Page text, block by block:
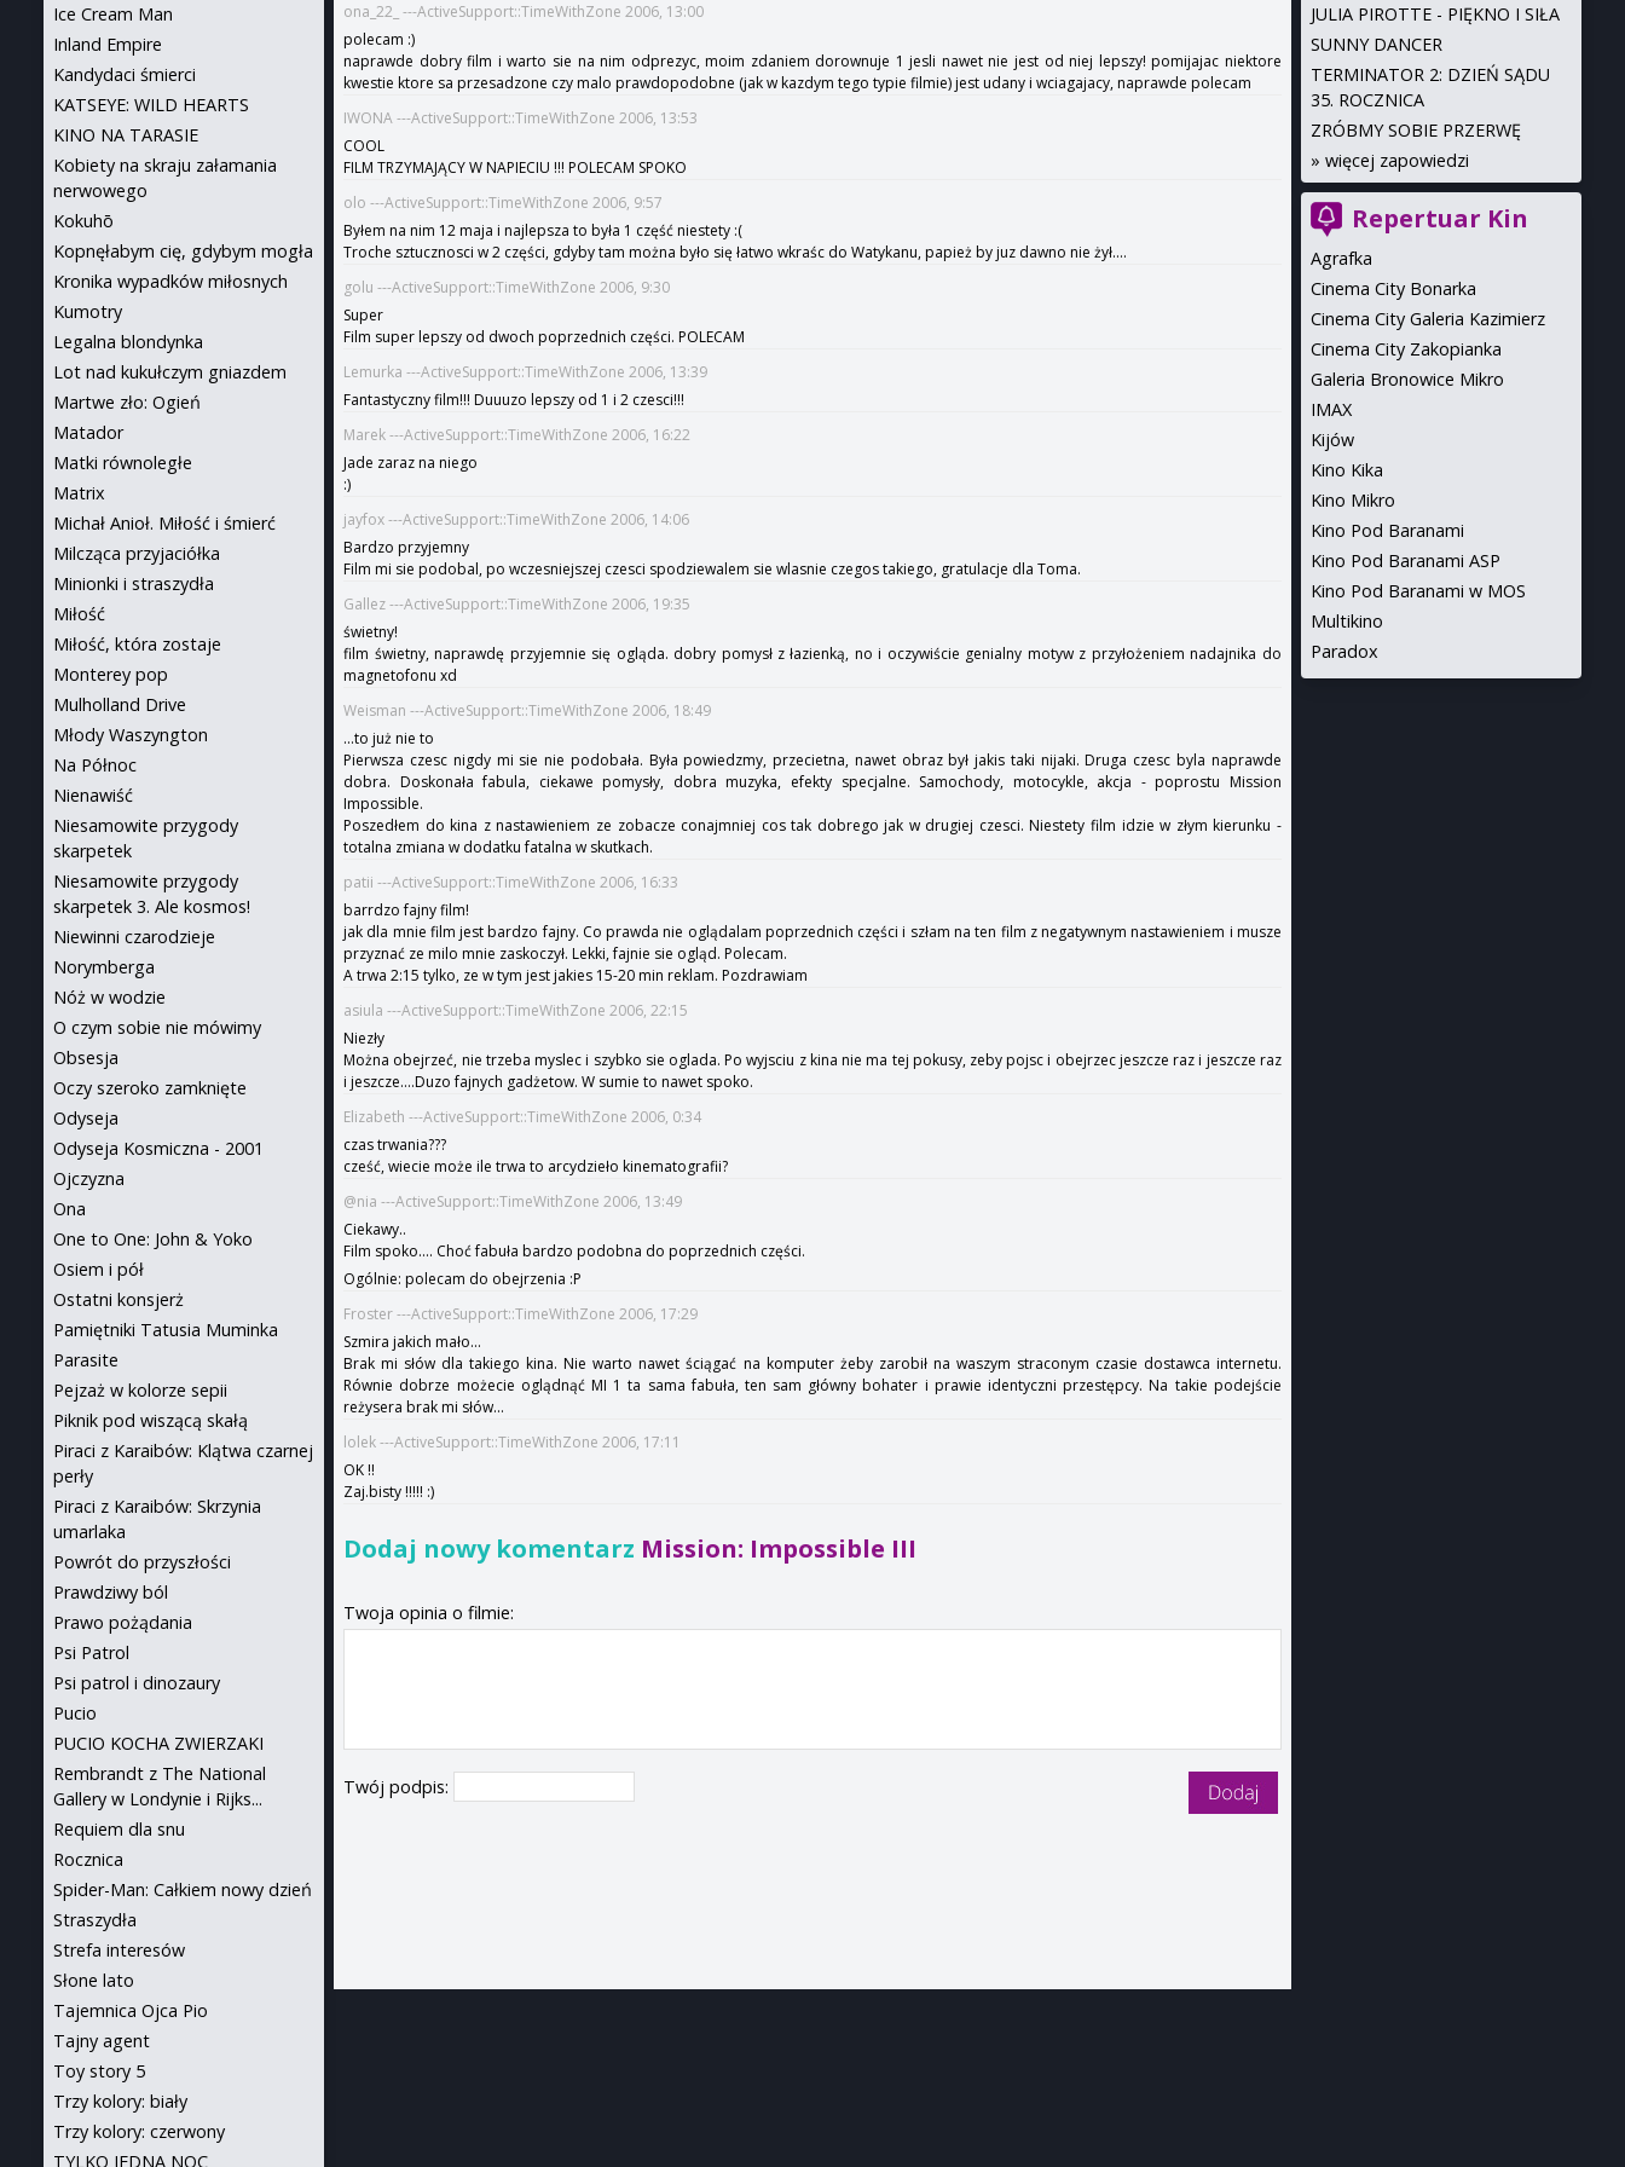
ona_22_ ---ActiveSupport::TimeWithZone 2006, 13:00
polecam :)
naprawde dobry film i warto sie na nim odprezyc, moim zdaniem dorownuje 1 jesli nawet nie jest od niej lepszy! pomijajac niektore
kwestie ktore sa przesadzone czy malo prawdopodobne (jak w kazdym tego typie filmie) jest udany i wciagajacy, naprawde polecam
IWONA ---ActiveSupport::TimeWithZone 2006, 13:53
COOL
FILM TRZYMAJĄCY W NAPIECIU !!! POLECAM SPOKO
olo ---ActiveSupport::TimeWithZone 2006, 9:57
Byłem na nim 12 maja i najlepsza to była 1 część niestety :(
Troche sztucznosci w 2 części, gdyby tam można było się łatwo wkraśc do Watykanu, papież by juz dawno nie żył....
golu ---ActiveSupport::TimeWithZone 2006, 9:30
Super
Film super lepszy od dwoch poprzednich części. POLECAM
Lemurka ---ActiveSupport::TimeWithZone 2006, 13:39
Fantastyczny film!!! Duuuzo lepszy od 1 i 2 czesci!!!
Marek ---ActiveSupport::TimeWithZone 2006, 16:22
Jade zaraz na niego
:)
jayfox ---ActiveSupport::TimeWithZone 2006, 14:06
Bardzo przyjemny
Film mi sie podobal, po wczesniejszej czesci spodziewalem sie wlasnie czegos takiego, gratulacje dla Toma.
Gallez ---ActiveSupport::TimeWithZone 2006, 19:35
świetny!
film świetny, naprawdę przyjemnie się ogląda. dobry pomysł z łazienką, no i oczywiście genialny motyw z przyłożeniem nadajnika do
magnetofonu xd
Weisman ---ActiveSupport::TimeWithZone 2006, 18:49
...to już nie to
Pierwsza czesc nigdy mi sie nie podobała. Była powiedzmy, przecietna, nawet obraz był jakis taki nijaki. Druga czesc byla naprawde
dobra. Doskonała fabula, ciekawe pomysły, dobra muzyka, efekty specjalne. Samochody, motocykle, akcja - poprostu Mission
Impossible.
Poszedłem do kina z nastawieniem ze zobacze conajmniej cos tak dobrego jak w drugiej czesci. Niestety film idzie w złym kierunku -
totalna zmiana w dodatku fatalna w skutkach.
patii ---ActiveSupport::TimeWithZone 2006, 16:33
barrdzo fajny film!
jak dla mnie film jest bardzo fajny. Co prawda nie oglądalam poprzednich części i szłam na ten film z negatywnym nastawieniem i musze
przyznać ze milo mnie zaskoczył. Lekki, fajnie sie ogląd. Polecam.
A trwa 2:15 tylko, ze w tym jest jakies 15-20 min reklam. Pozdrawiam
asiula ---ActiveSupport::TimeWithZone 2006, 22:15
Niezły
Można obejrzeć, nie trzeba myslec i szybko sie oglada. Po wyjsciu z kina nie ma tej pokusy, zeby pojsc i obejrzec jeszcze raz i jeszcze raz
i jeszcze....Duzo fajnych gadżetow. W sumie to nawet spoko.
Elizabeth ---ActiveSupport::TimeWithZone 2006, 0:34
czas trwania???
cześć, wiecie może ile trwa to arcydzieło kinematografii?
@nia ---ActiveSupport::TimeWithZone 2006, 13:49
Ciekawy..
Film spoko.... Choć fabuła bardzo podobna do poprzednich części.
Ogólnie: polecam do obejrzenia :P
Froster ---ActiveSupport::TimeWithZone 2006, 17:29
Szmira jakich mało...
Brak mi słów dla takiego kina. Nie warto nawet ściągać na komputer żeby zarobił na waszym straconym czasie dostawca internetu.
Równie dobrze możecie oglądnąć MI 1 ta sama fabuła, ten sam główny bohater i prawie identyczni przestępcy. Na takie podejście
reżysera brak mi słów...
lolek ---ActiveSupport::TimeWithZone 2006, 17:11
OK !!
Zaj.bisty !!!!! :)
Dodaj nowy komentarz Mission: Impossible III
Twoja opinia o filmie:
Twój podpis:
JULIA PIROTTE - PIĘKNO I SIŁA
SUNNY DANCER
TERMINATOR 2: DZIEŃ SĄDU
35. ROCZNICA
ZRÓBMY SOBIE PRZERWĘ
» więcej zapowiedzi
Repertuar Kin
Agrafka
Cinema City Bonarka
Cinema City Galeria Kazimierz
Cinema City Zakopianka
Galeria Bronowice Mikro
IMAX
Kijów
Kino Kika
Kino Mikro
Kino Pod Baranami
Kino Pod Baranami ASP
Kino Pod Baranami w MOS
Multikino
Paradox
Ice Cream Man
Inland Empire
Kandydaci śmierci
KATSEYE: WILD HEARTS
KINO NA TARASIE
Kobiety na skraju załamania
nerwowego
Kokuhō
Kopnęłabym cię, gdybym mogła
Kronika wypadków miłosnych
Kumotry
Legalna blondynka
Lot nad kukułczym gniazdem
Martwe zło: Ogień
Matador
Matki równoległe
Matrix
Michał Anioł. Miłość i śmierć
Milcząca przyjaciółka
Minionki i straszydła
Miłość
Miłość, która zostaje
Monterey pop
Mulholland Drive
Młody Waszyngton
Na Północ
Nienawiść
Niesamowite przygody
skarpetek
Niesamowite przygody
skarpetek 3. Ale kosmos!
Niewinni czarodzieje
Norymberga
Nóż w wodzie
O czym sobie nie mówimy
Obsesja
Oczy szeroko zamknięte
Odyseja
Odyseja Kosmiczna - 2001
Ojczyzna
Ona
One to One: John & Yoko
Osiem i pół
Ostatni konsjerż
Pamiętniki Tatusia Muminka
Parasite
Pejzaż w kolorze sepii
Piknik pod wiszącą skałą
Piraci z Karaibów: Klątwa czarnej
perły
Piraci z Karaibów: Skrzynia
umarlaka
Powrót do przyszłości
Prawdziwy ból
Prawo pożądania
Psi Patrol
Psi patrol i dinozaury
Pucio
PUCIO KOCHA ZWIERZAKI
Rembrandt z The National
Gallery w Londynie i Rijks...
Requiem dla snu
Rocznica
Spider-Man: Całkiem nowy dzień
Straszydła
Strefa interesów
Słone lato
Tajemnica Ojca Pio
Tajny agent
Toy story 5
Trzy kolory: biały
Trzy kolory: czerwony
TYLKO JEDNA NOC